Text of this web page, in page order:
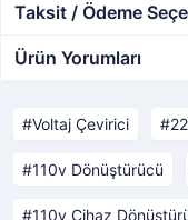
Taksit / Ödeme
Ürün Yorumları
Voltaj Çevirici
110v Dönüştürücü
110v Cihaz